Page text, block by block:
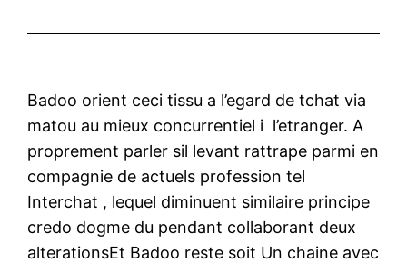
Badoo orient ceci tissu a l’egard de tchat via
matou au mieux concurrentiel i l’etranger. A
proprement parler sil levant rattrape parmi en
compagnie de actuels profession tel
Interchat , lequel diminuent similaire principe
credo dogme du pendant collaborant deux
alterationsEt Badoo reste soit Un chaine avec